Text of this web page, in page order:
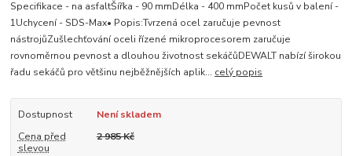
Specifikace - na asfaltŠířka - 90 mmDélka - 400 mmPočet kusů v balení -
1Uchycení - SDS-Max• Popis:Tvrzená ocel zaručuje pevnost
nástrojůZušlechťování oceli řízené mikroprocesorem zaručuje
rovnoměrnou pevnost a dlouhou životnost sekáčůDEWALT nabízí širokou
řadu sekáčů pro většinu nejběžnějších aplik... celý popis
Dostupnost
Není skladem
Cena před
slevou
2 985 Kč